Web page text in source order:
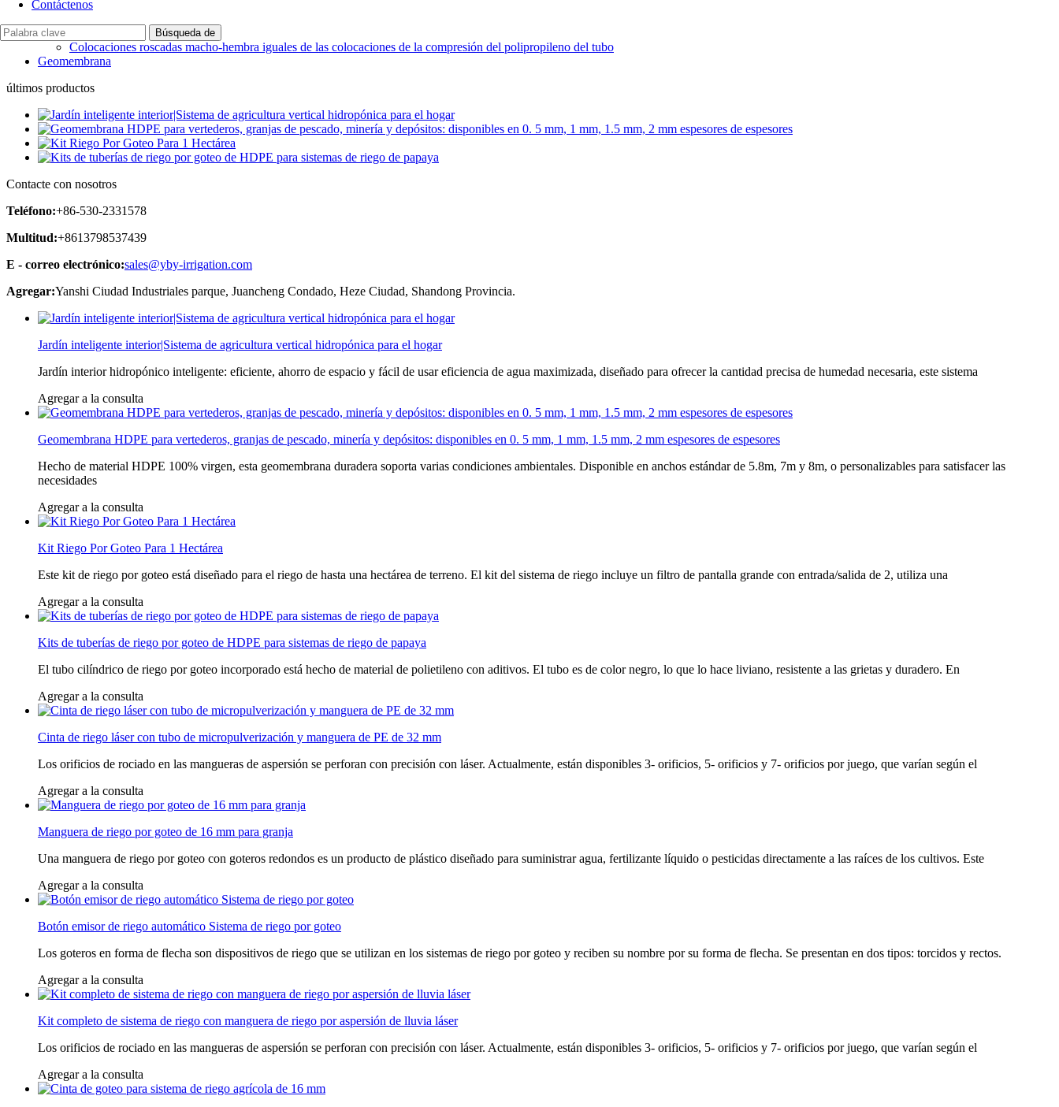
Contáctenos
Piezas de riego
Accesorios de compresión de PP
Colocaciones roscadas macho-hembra iguales de las colocaciones de la compresión del polipropileno del tubo
Geomembrana
últimos productos
Contacte con nosotros
Teléfono:+86-530-2331578
Multitud:+8613798537439
E - correo electrónico:sales@yby-irrigation.com
Agregar:Yanshi Ciudad Industriales parque, Juancheng Condado, Heze Ciudad, Shandong Provincia.
Jardín inteligente interior|Sistema de agricultura vertical hidropónica para el hogar
Jardín interior hidropónico inteligente: eficiente, ahorro de espacio y fácil de usar eficiencia de agua maximizada, diseñado para ofrecer la cantidad precisa de humedad necesaria, este sistema
Agregar a la consulta
Geomembrana HDPE para vertederos, granjas de pescado, minería y depósitos: disponibles en 0. 5 mm, 1 mm, 1.5 mm, 2 mm espesores de espesores
Hecho de material HDPE 100% virgen, esta geomembrana duradera soporta varias condiciones ambientales. Disponible en anchos estándar de 5.8m, 7m y 8m, o personalizables para satisfacer las
necesidades
Agregar a la consulta
Kit Riego Por Goteo Para 1 Hectárea
Este kit de riego por goteo está diseñado para el riego de hasta una hectárea de terreno. El kit del sistema de riego incluye un filtro de pantalla grande con entrada/salida de 2, utiliza una
Agregar a la consulta
Kits de tuberías de riego por goteo de HDPE para sistemas de riego de papaya
El tubo cilíndrico de riego por goteo incorporado está hecho de material de polietileno con aditivos. El tubo es de color negro, lo que lo hace liviano, resistente a las grietas y duradero. En
Agregar a la consulta
Cinta de riego láser con tubo de micropulverización y manguera de PE de 32 mm
Los orificios de rociado en las mangueras de aspersión se perforan con precisión con láser. Actualmente, están disponibles 3- orificios, 5- orificios y 7- orificios por juego, que varían según el
Agregar a la consulta
Manguera de riego por goteo de 16 mm para granja
Una manguera de riego por goteo con goteros redondos es un producto de plástico diseñado para suministrar agua, fertilizante líquido o pesticidas directamente a las raíces de los cultivos. Este
Agregar a la consulta
Botón emisor de riego automático Sistema de riego por goteo
Los goteros en forma de flecha son dispositivos de riego que se utilizan en los sistemas de riego por goteo y reciben su nombre por su forma de flecha. Se presentan en dos tipos: torcidos y rectos.
Agregar a la consulta
Kit completo de sistema de riego con manguera de riego por aspersión de lluvia láser
Los orificios de rociado en las mangueras de aspersión se perforan con precisión con láser. Actualmente, están disponibles 3- orificios, 5- orificios y 7- orificios por juego, que varían según el
Agregar a la consulta